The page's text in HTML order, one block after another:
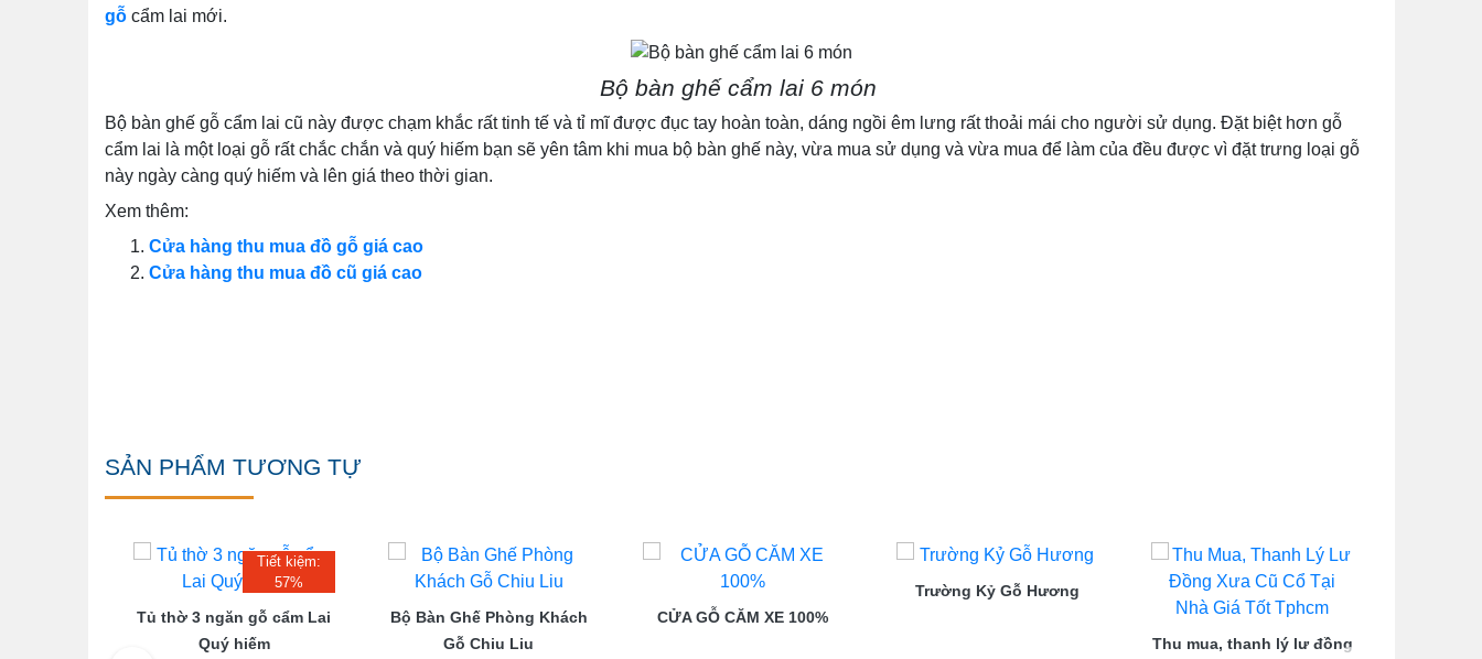
gỗ cẩm lai mới.
Bộ bàn ghế cẩm lai 6 món
Bộ bàn ghế gỗ cẩm lai cũ này được chạm khắc rất tinh tế và tỉ mĩ được đục tay hoàn toàn, dáng ngồi êm lưng rất thoải mái cho người sử dụng. Đặt biệt hơn gỗ
cẩm lai là một loại gỗ rất chắc chắn và quý hiếm bạn sẽ yên tâm khi mua bộ bàn ghế này, vừa mua sử dụng và vừa mua để làm của đều được vì đặt trưng loại gỗ
này ngày càng quý hiếm và lên giá theo thời gian.
Xem thêm:
Cửa hàng thu mua đồ gỗ giá cao
Cửa hàng thu mua đồ cũ giá cao
SẢN PHẨM TƯƠNG TỰ
Tiết kiệm:
57%
Tủ thờ 3 ngăn gỗ cẩm Lai
Quý hiếm
Bộ Bàn Ghế Phòng Khách
Gỗ Chiu Liu
CỬA GỖ CĂM XE 100%
Trường Kỷ Gỗ Hương
Thu mua, thanh lý lư đồng